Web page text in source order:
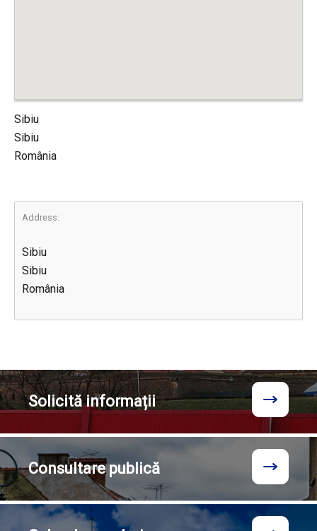
Sibiu
Sibiu
România
Address:
Sibiu
Sibiu
România
Solicităinformații
Consultarepublică